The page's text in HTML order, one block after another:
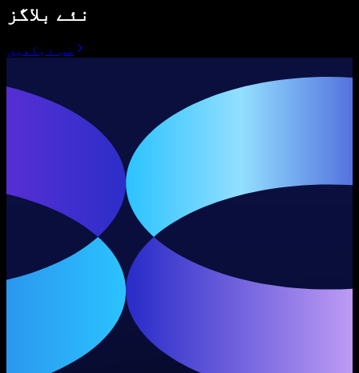
نئے بلاگز
سب دیکھیں